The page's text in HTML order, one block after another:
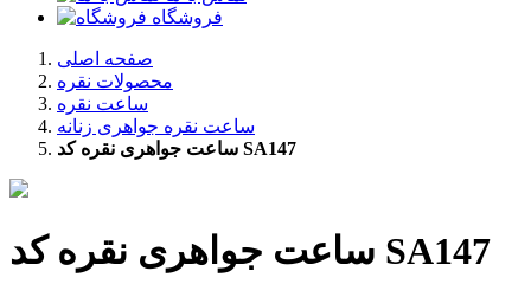
فروشگاه
صفحه اصلی
محصولات نقره
ساعت نقره
ساعت نقره جواهری زنانه
ساعت جواهری نقره کد SA147
ساعت جواهری نقره کد SA147